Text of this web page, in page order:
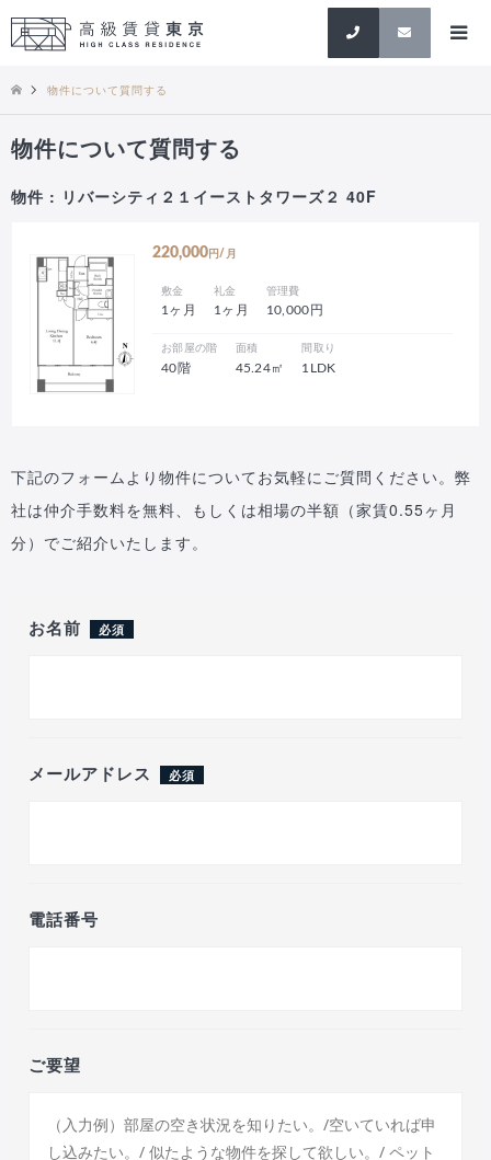
検索
物件について質問する
物件について質問する
物件 : リバーシティ２１イーストタワーズ２ 40F
220,000 円/月
敷金
1ヶ月
礼金
1ヶ月
管理費
10,000円
お部屋の階
40階
面積
45.24㎡
間取り
1LDK
下記のフォームより物件についてお気軽にご質問ください。弊
社は仲介手数料を無料、もしくは相場の半額（家賃0.55ヶ月
分）でご紹介いたします。
お名前 必須
メールアドレス 必須
電話番号
ご要望